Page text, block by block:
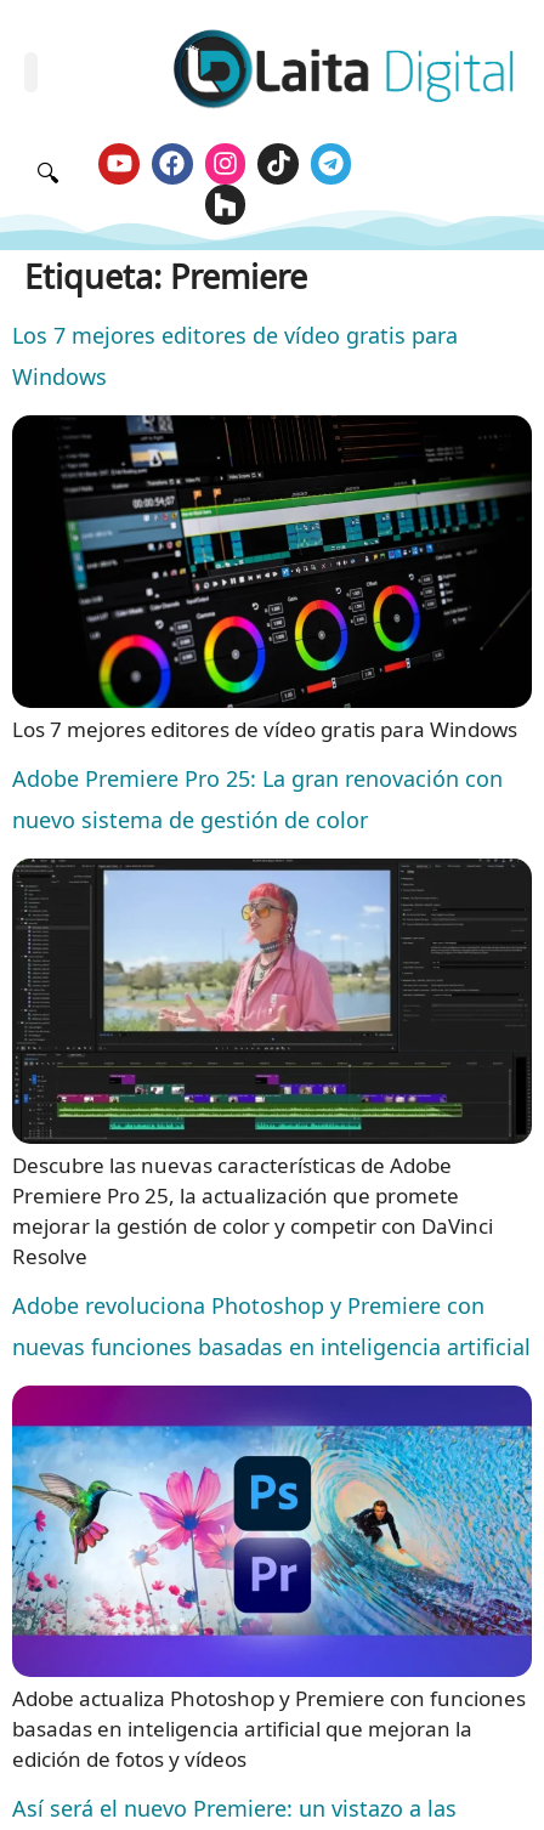
🔍
Etiqueta: Premiere
Los 7 mejores editores de vídeo gratis para
Windows
Los 7 mejores editores de vídeo gratis para Windows
Adobe Premiere Pro 25: La gran renovación con
nuevo sistema de gestión de color
Descubre las nuevas características de Adobe
Premiere Pro 25, la actualización que promete
mejorar la gestión de color y competir con DaVinci
Resolve
Adobe revoluciona Photoshop y Premiere con
nuevas funciones basadas en inteligencia artificial
Adobe actualiza Photoshop y Premiere con funciones
basadas en inteligencia artificial que mejoran la
edición de fotos y vídeos
Así será el nuevo Premiere: un vistazo a las